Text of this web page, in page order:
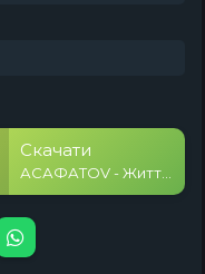
Скачати